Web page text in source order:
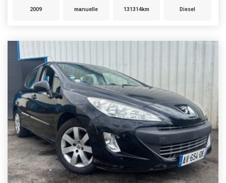
2009 manuelle 131314km Diesel